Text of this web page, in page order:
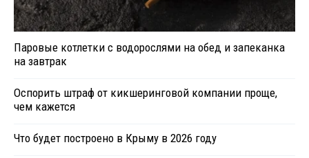
Паровые котлетки с водорослями на обед и запеканка
на завтрак
Оспорить штраф от кикшеринговой компании проще,
чем кажется
Что будет построено в Крыму в 2026 году